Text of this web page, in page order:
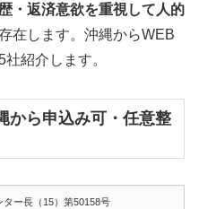
・返済意欲を重視して人的
在します。沖縄からWEB
紹介します。
ら申込み可・任意整
ター長（15）第50158号